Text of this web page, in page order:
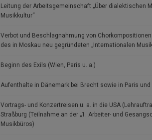
Leitung der Arbeitsgemeinschaft „Über dialektischen
Musikkultur“
Verbot und Beschlagnahmung von
des in Moskau neu gegründeten „Internationalen
Beginn des Exils (Wien, Paris u. a.)
Aufenthalte in Dänemark bei Brecht sowie in Paris und
Vortrags- und Konzertreisen u. a. in die USA
Straßburg (Teilnahme an der „1. Arbeiter- und
Musikbüros)